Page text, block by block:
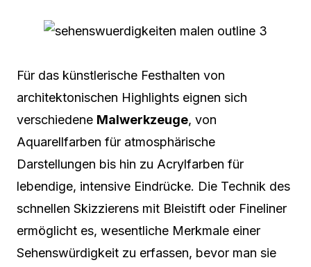
Für das künstlerische Festhalten von
architektonischen Highlights eignen sich
verschiedene Malwerkzeuge, von
Aquarellfarben für atmosphärische
Darstellungen bis hin zu Acrylfarben für
lebendige, intensive Eindrücke. Die Technik des
schnellen Skizzierens mit Bleistift oder Fineliner
ermöglicht es, wesentliche Merkmale einer
Sehenswürdigkeit zu erfassen, bevor man sie